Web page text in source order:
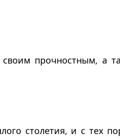
прочностным, а
столетия, и с тех